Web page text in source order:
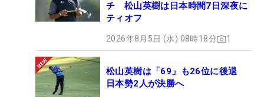
チ 松山英樹は日本時間7日深夜に
ティオフ
2026年8月5日 (水) 08時18分 1
松山英樹は「69」も26位に後退
日本勢2人が決勝へ